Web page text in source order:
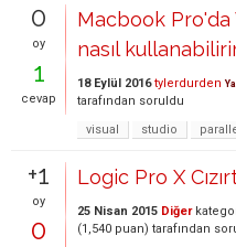
0
oy
1
cevap
Macbook Pro'da
nasıl
18 Eylül 2016 tylerdurden
tarafından soruldu
visual
studio
+1
oy
0
Logic Pro X
25 Nisan 2015 Diğer
(1,540 puan) tarafından